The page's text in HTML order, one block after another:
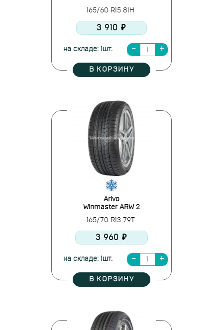
165/60 R15 81H
3 910 ₽
на складе: 1шт.
В КОРЗИНУ
Arivo
Winmaster ARW 2
165/70 R13 79T
3 960 ₽
на складе: 1шт.
В КОРЗИНУ